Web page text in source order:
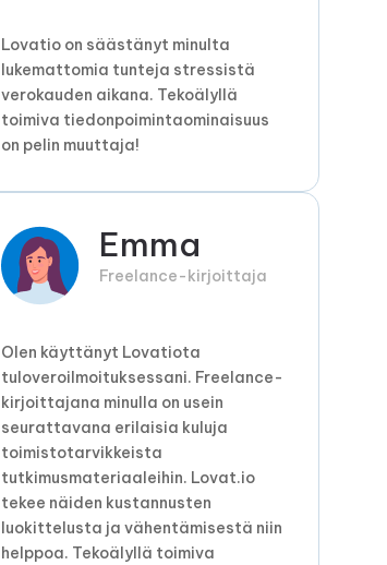
Lovatio on säästänyt minulta
lukemattomia tunteja stressistä
verokauden aikana. Tekoälyllä
toimiva tiedonpoimintaominaisuus
on pelin muuttaja!
Emma
Freelance-kirjoittaja
Olen käyttänyt Lovatiota
tuloveroilmoituksessani. Freelance-
kirjoittajana minulla on usein
seurattavana erilaisia ​​kuluja
toimistotarvikkeista
tutkimusmateriaaleihin. Lovat.io
tekee näiden kustannusten
luokittelusta ja vähentämisestä niin
helppoa. Tekoälyllä toimiva